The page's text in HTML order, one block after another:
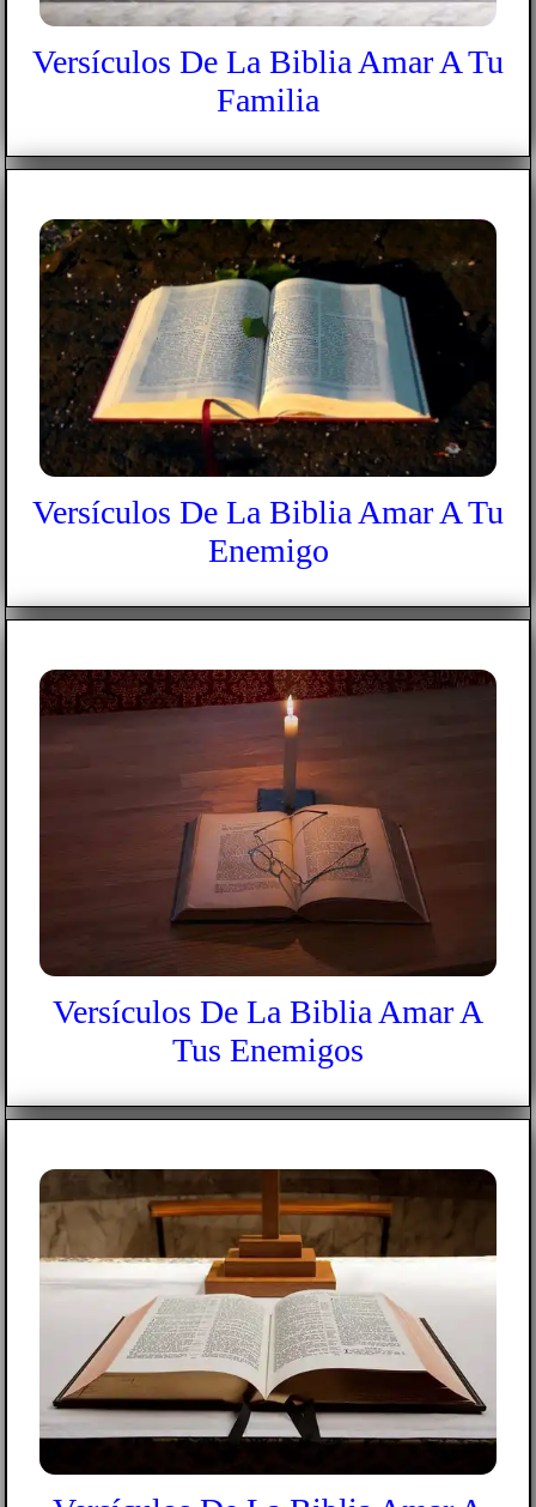
Versículos De La Biblia Amar A Tu
Familia
Versículos De La Biblia Amar A Tu
Enemigo
Versículos De La Biblia Amar A
Tus Enemigos